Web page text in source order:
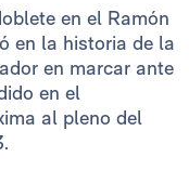
en el Ramón
en la historia de la
en marcar ante
en el
al pleno del